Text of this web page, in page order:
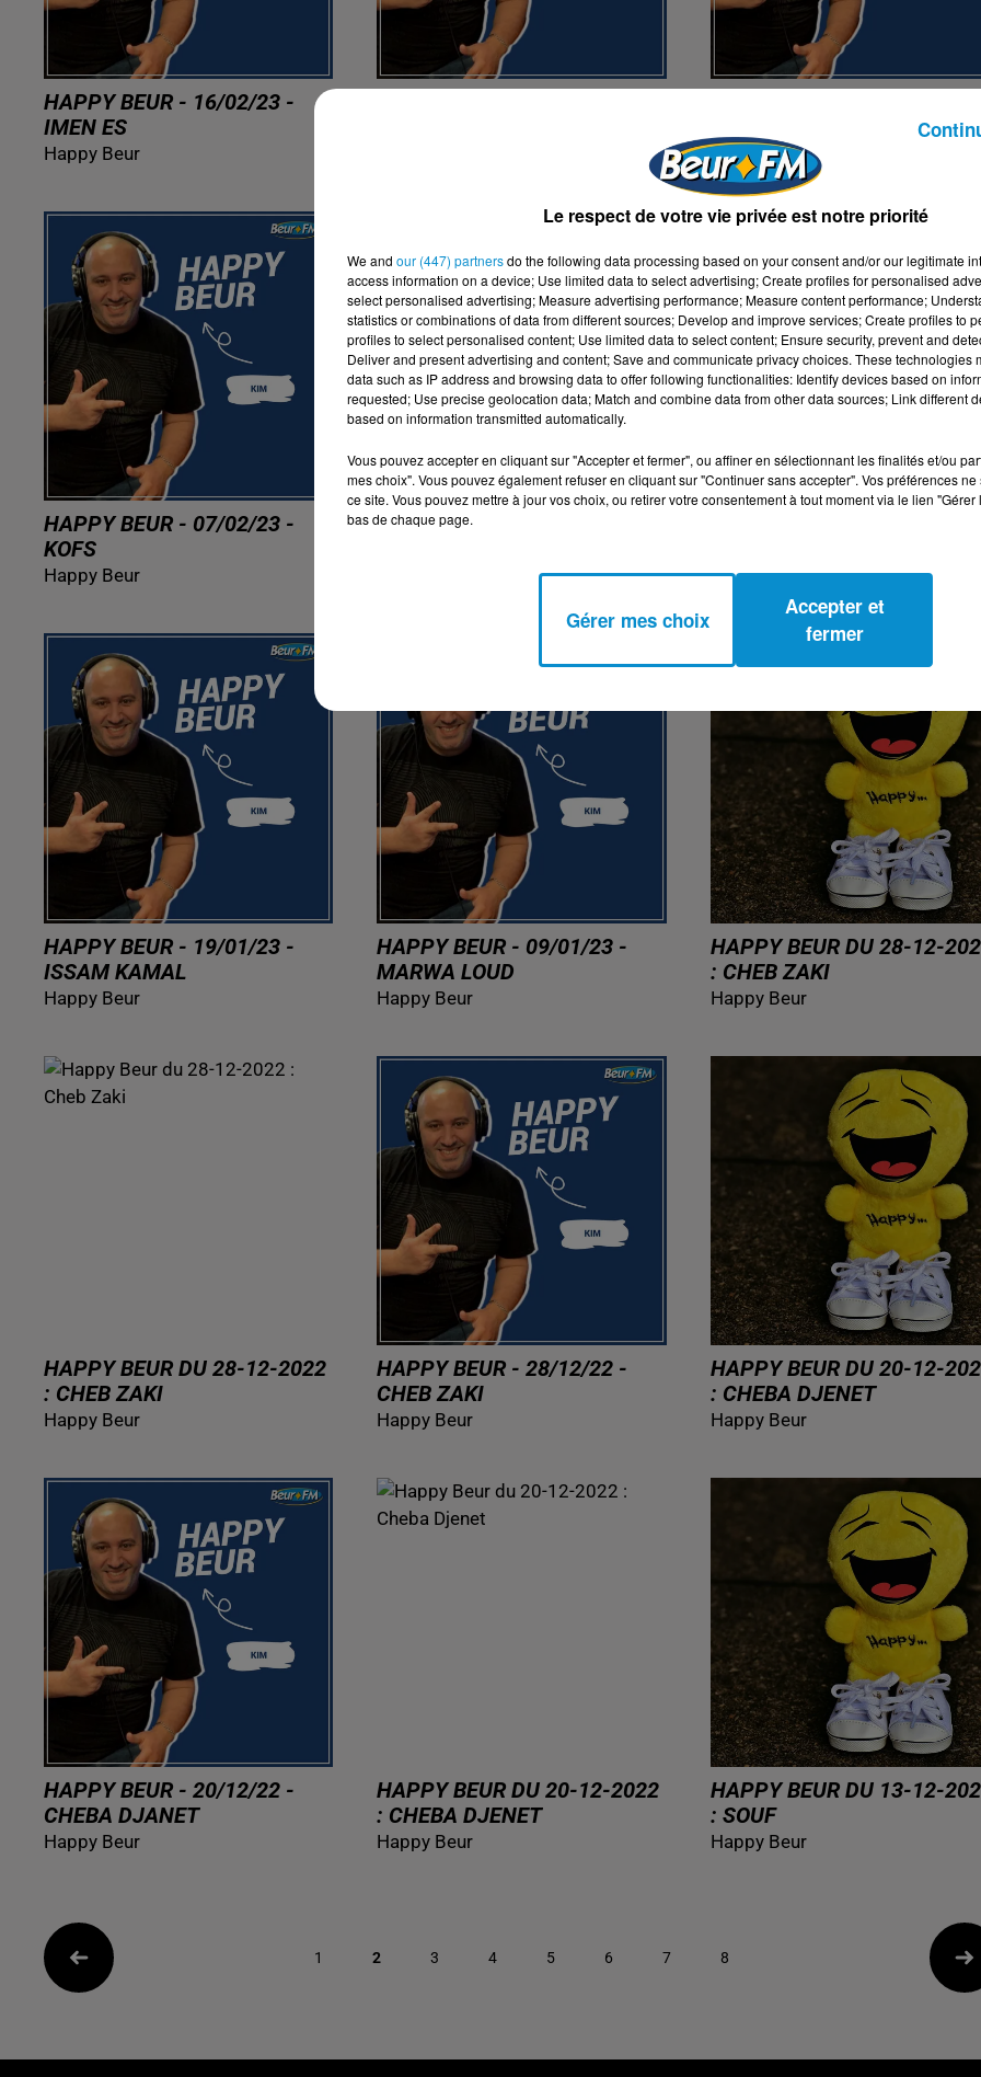
HAPPY BEUR - 16/02/23 -
IMEN ES
Happy Beur
ABDELKADER SECTEUR
Happy Beur
HAPPY BEUR - 07/02/23 -
KOFS
Happy Beur
HAPPY BEUR - 03/02/23 -
Happy Beur
HAPPY BEUR - 19/01/23 -
ISSAM KAMAL
Happy Beur
HAPPY BEUR - 09/01/23 -
MARWA LOUD
Happy Beur
HAPPY BEUR DU 28-12-
: CHEB ZAKI
Happy Beur
HAPPY BEUR DU 28-12-2022
: CHEB ZAKI
Happy Beur
HAPPY BEUR - 28/12/22 -
CHEB ZAKI
Happy Beur
HAPPY BEUR DU 20-12-
: CHEBA DJENET
Happy Beur
HAPPY BEUR - 20/12/22 -
CHEBA DJANET
Happy Beur
HAPPY BEUR DU 20-12-2022
: CHEBA DJENET
Happy Beur
HAPPY BEUR DU 13-12-
: SOUF
Happy Beur
1 2 3 4 5 6 7 8
Le respect de votre vie privée est notre priorité
We and our (447) partnersdo the following data processing based on your consent and/or our legitimate
access information on a device; Use limited data to select advertising; Create profiles for personalised
select personalised advertising; Measure advertising performance; Measure content performance;
statistics or combinations of data from different sources; Develop and improve services; Create profiles to
profiles to select personalised content; Use limited data to select content; Ensure security, prevent and
Deliver and present advertising and content; Save and communicate privacy choices. These technologies
data such as IP address and browsing data to offer following functionalities: Identify devices based on
requested; Use precise geolocation data; Match and combine data from other data sources; Link different
based on information transmitted automatically.
Vous pouvez accepter en cliquant sur "Accepter et fermer", ou affiner en sélectionnant les finalités et/ou
mes choix". Vous pouvez également refuser en cliquant sur "Continuer sans accepter". Vos préférences
ce site. Vous pouvez mettre à jour vos choix, ou retirer votre consentement à tout moment via le lien
bas de chaque page.
Gérer mes choix
Accepter et
fermer